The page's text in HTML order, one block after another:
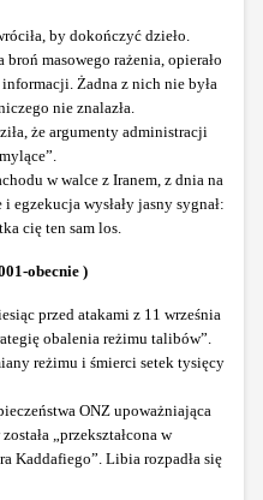
by dokończyć dzieło.
masowego rażenia, opierało
Żadna z nich nie była
nie znalazła.
że argumenty administracji
w walce z Iranem, z dnia na
egzekucja wysłały jasny sygnał:
cię ten sam los.
obecnie )
przed atakami z 11 września
obalenia reżimu talibów”.
reżimu i śmierci setek tysięcy
ONZ upoważniająca
„przekształcona w
Kaddafiego”. Libia rozpadła się